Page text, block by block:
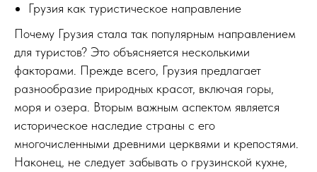
Грузия как туристическое направление
Почему Грузия стала так популярным направлением
для туристов? Это объясняется несколькими
факторами. Прежде всего, Грузия предлагает
разнообразие природных красот, включая горы,
моря и озера. Вторым важным аспектом является
историческое наследие страны с его
многочисленными древними церквями и крепостями.
Наконец, не следует забывать о грузинской кухне,